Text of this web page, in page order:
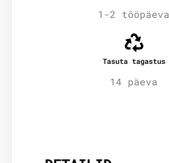
1-2 tööpäeva
Tasuta tagastus
14 päeva